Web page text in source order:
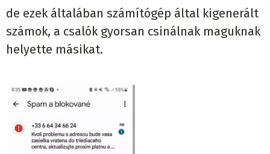
de ezek általában számítógép által kigenerált
számok, a csalók gyorsan csinálnak maguknak
helyette másikat.